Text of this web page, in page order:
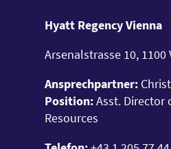
Hyatt Regency Vienna
Arsenalstrasse 10, 1100
Ansprechpartner:
Position:Asst. Director
Resources